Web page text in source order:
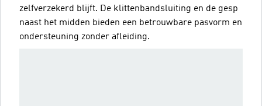
zelfverzekerd blijft. De klittenbandsluiting en de gesp
naast het midden bieden een betrouwbare pasvorm en
ondersteuning zonder afleiding.